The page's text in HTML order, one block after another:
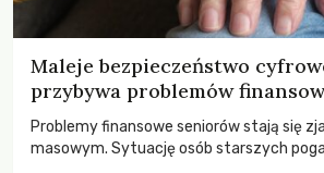
Maleje bezpieczeństwo
przybywa problemów
Problemy finansowe seniorów stają się
masowym. Sytuację osób starszych